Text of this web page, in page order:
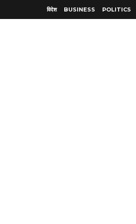
विदेश BUSINESS POLITICS